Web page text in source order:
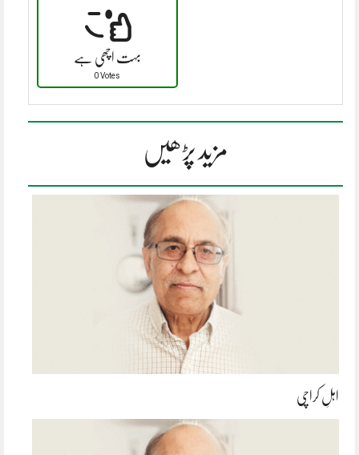
بہت اچھی ہے
0 Votes
مزید پڑھیں
اہلِ کراچی